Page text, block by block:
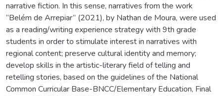
narrative fiction. In this sense, narratives from the work
“Belém de Arrepiar” (2021), by Nathan de Moura, were used
as a reading/writing experience strategy with 9th grade
students in order to stimulate interest in narratives with
regional content; preserve cultural identity and memory;
develop skills in the artistic-literary field of telling and
retelling stories, based on the guidelines of the National
Common Curricular Base-BNCC/Elementary Education, Final